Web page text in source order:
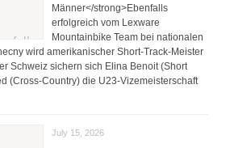
Männer</strong>Ebenfalls
erfolgreich vom Lexware
Mountainbike Team bei nationalen
wird amerikanischer Short-Track-Meister
Schweiz sichern sich Elina Benoit (Short
(Cross-Country) die U23-Vizemeisterschaft
July 15, 2026